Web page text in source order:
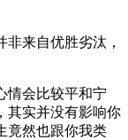
来自优胜劣汰，
情会比较平和宁
其实并没有影响你
竟然也跟你我类